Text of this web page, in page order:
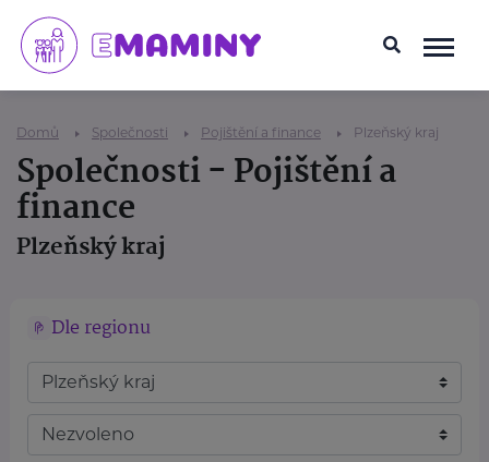
Domů Společnosti Pojištění a finance Plzeňský kraj
Společnosti - Pojištění a
finance
Plzeňský kraj
Dle regionu